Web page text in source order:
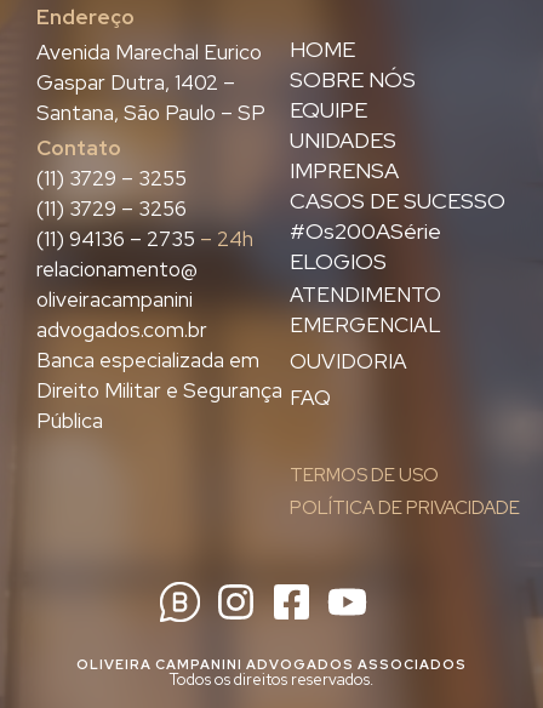
Endereço
HOME
SOBRE NÓS
EQUIPE
UNIDADES
IMPRENSA
CASOS DE SUCESSO
#Os200ASérie
ELOGIOS
ATENDIMENTO
EMERGENCIAL
OUVIDORIA
FAQ
TERMOS DE USO
POLÍTICA DE PRIVACIDADE
Avenida Marechal Eurico
Gaspar Dutra, 1402 –
Santana, São Paulo – SP
Contato
(11) 3729 – 3255
(11) 3729 – 3256
(11) 94136 – 2735 – 24h
relacionamento@
oliveiracampanini
advogados.com.br
Banca especializada em
Direito Militar e Segurança
Pública
OLIVEIRA CAMPANINI ADVOGADOS ASSOCIADOS
Todos os direitos reservados.